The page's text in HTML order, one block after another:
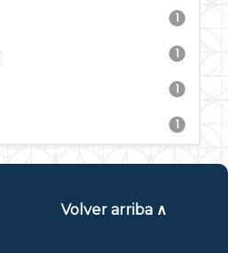
1
1
1
1
Volver arriba ∧